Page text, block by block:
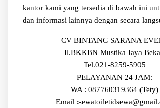
kantor kami yang tersedia di bawah ini
dan informasi lainnya dengan secara
CV BINTANG SARANA
Jl.BKKBN Mustika Jaya
Tel.021-8259-5905
PELAYANAN 24 JAM:
WA : 087760319364 (Tety)
Email